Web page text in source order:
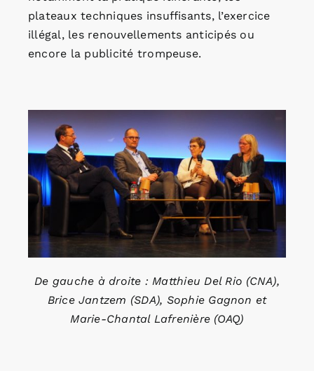
plateaux techniques insuffisants, l’exercice
illégal, les renouvellements anticipés ou
encore la publicité trompeuse.
De gauche à droite : Matthieu Del Rio (CNA),
Brice Jantzem (SDA), Sophie Gagnon et
Marie-Chantal Lafrenière (OAQ)